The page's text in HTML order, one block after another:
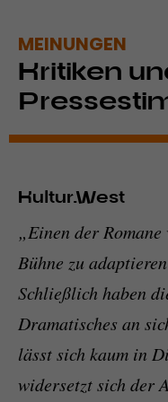
MEINUNGEN
Kritiken
Kultur.West
„Einen der
Bühne zu
Schließlich haben
Dramatisches an
lässt sich kaum in
widersetzt sich der